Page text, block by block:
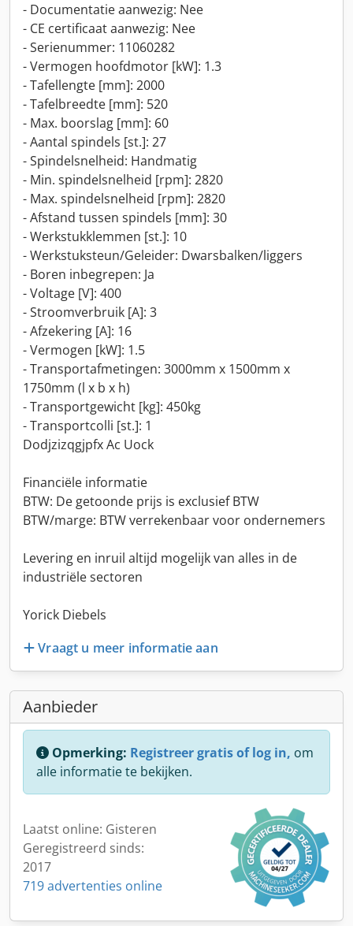
- Documentatie aanwezig: Nee
- CE certificaat aanwezig: Nee
- Serienummer: 11060282
- Vermogen hoofdmotor [kW]: 1.3
- Tafellengte [mm]: 2000
- Tafelbreedte [mm]: 520
- Max. boorslag [mm]: 60
- Aantal spindels [st.]: 27
- Spindelsnelheid: Handmatig
- Min. spindelsnelheid [rpm]: 2820
- Max. spindelsnelheid [rpm]: 2820
- Afstand tussen spindels [mm]: 30
- Werkstukklemmen [st.]: 10
- Werkstuksteun/Geleider: Dwarsbalken/liggers
- Boren inbegrepen: Ja
- Voltage [V]: 400
- Stroomverbruik [A]: 3
- Afzekering [A]: 16
- Vermogen [kW]: 1.5
- Transportafmetingen: 3000mm x 1500mm x
1750mm (l x b x h)
- Transportgewicht [kg]: 450kg
- Transportcolli [st.]: 1
Dodjzizqgjpfx Ac Uock
Financiële informatie
BTW: De getoonde prijs is exclusief BTW
BTW/marge: BTW verrekenbaar voor ondernemers
Levering en inruil altijd mogelijk van alles in de
industriële sectoren
Yorick Diebels
Vraagt u meer informatie aan
Aanbieder
Opmerking: Registreer gratis of log in, om
alle informatie te bekijken.
Laatst online: Gisteren
Geregistreerd sinds:
2017
719 advertenties online